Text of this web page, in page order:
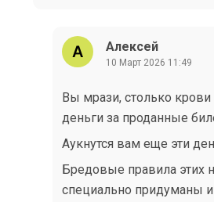
Алексей
10 Март 2026 11:49
Вы мрази, столько
деньги за проданные
Аукнутся вам еще эти
Бредовые правила этих
специально придуманы